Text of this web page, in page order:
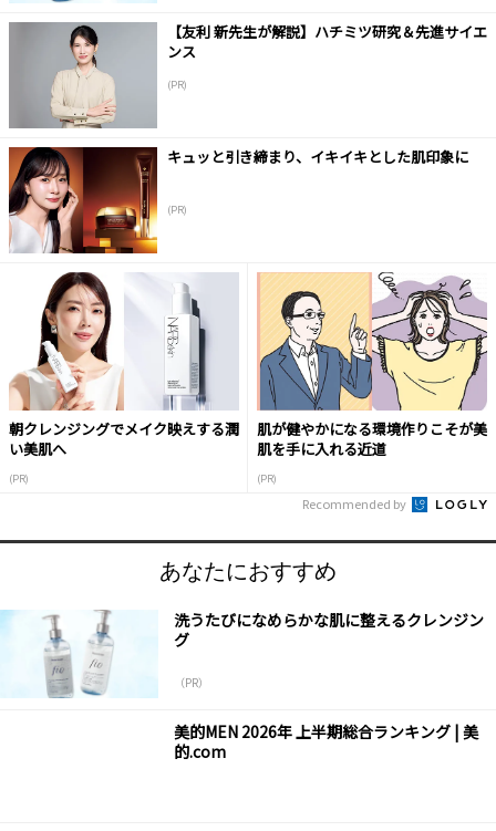
【友利 新先生が解説】ハチミツ研究＆先進サイエ
ンス
(PR)
キュッと引き締まり、イキイキとした肌印象に
(PR)
朝クレンジングでメイク映えする潤
い美肌へ
(PR)
肌が健やかになる環境作りこそが美
肌を手に入れる近道
(PR)
Recommended by
あなたにおすすめ
洗うたびになめらかな肌に整えるクレンジン
グ
（PR）
美的MEN 2026年 上半期総合ランキング | 美
的.com